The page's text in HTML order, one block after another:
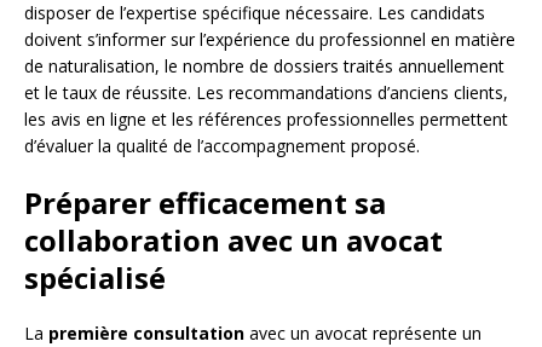
disposer de l’expertise spécifique nécessaire. Les candidats
doivent s’informer sur l’expérience du professionnel en matière
de naturalisation, le nombre de dossiers traités annuellement
et le taux de réussite. Les recommandations d’anciens clients,
les avis en ligne et les références professionnelles permettent
d’évaluer la qualité de l’accompagnement proposé.
Préparer efficacement sa
collaboration avec un avocat
spécialisé
La première consultation avec un avocat représente un